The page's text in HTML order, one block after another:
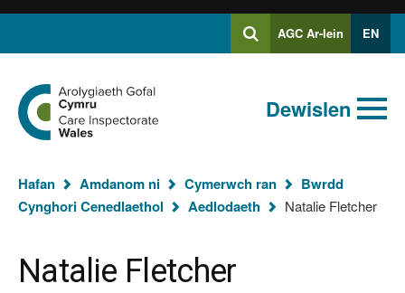
ChwilioMewngofnodi
i
AGC Ar-lein EN
Chwiliad
allweddeiriau
cyflawn
Chwilio
Ewch
i
hafan
Arolygiaeth
Cymru
Dewislen
Rydych
chi
Hafan Amdanom ni Cymerwch ran
Bwrdd
Cynghori Cenedlaethol
Aedlodaeth Natalie Fletcher
Natalie Fletcher